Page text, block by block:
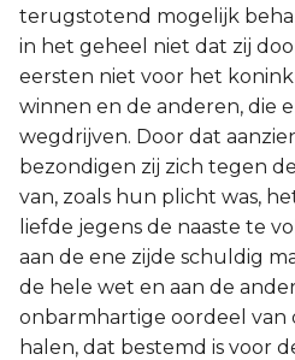
terugstotend mogelijk
in het geheel niet dat zij
eersten niet voor het
winnen en de anderen, die
wegdrijven. Door dat
bezondigen zij zich tegen
van, zoals hun plicht was,
liefde jegens de naaste te
aan de ene zijde schuldig
de hele wet en aan de
onbarmhartige oordeel van
halen, dat bestemd is voor